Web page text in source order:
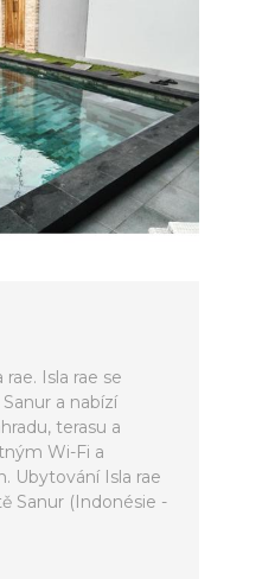
Isla rae se
a nabízí
terasu a
Wi-Fi a
Ubytování Isla rae
Sanur (Indonésie -